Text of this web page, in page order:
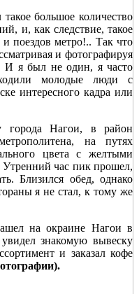
большое количество
и, как следствие, такое
и поездов метро!.. Так что
и фотографируя
И я был не один, я часто
молодые люди с
интересного кадра или
города Нагои, в район
на путях
цвета с желтыми
Утренний час пик прошел,
Близился обед, однако
я не стал, к тому же
на окраине Нагои в
знакомую вывеску
и заказал кофе